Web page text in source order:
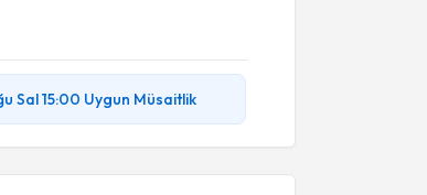
Sal15:00 Uygun Müsaitlik